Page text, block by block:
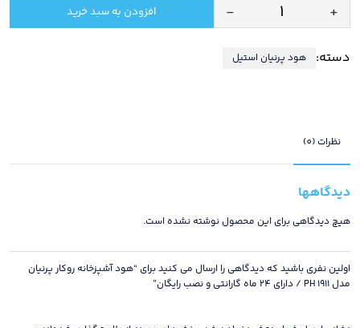
هود
روکار
1911
/
دارای
24
ماه
و
نصب
عدد
+
- افزودن به سبد خرید
دسته: هود پرنیان استیل
نظرات (0)
دیدگاهها
هیچ دیدگاهی برای این محصول نوشته نشده است.
اولین نفری باشید که دیدگاهی را ارسال می کنید برای “هود آشپزخانه روکار پرنیان
مدل PH 1911 / دارای 24 ماه گارانتی و نصب رایگان”